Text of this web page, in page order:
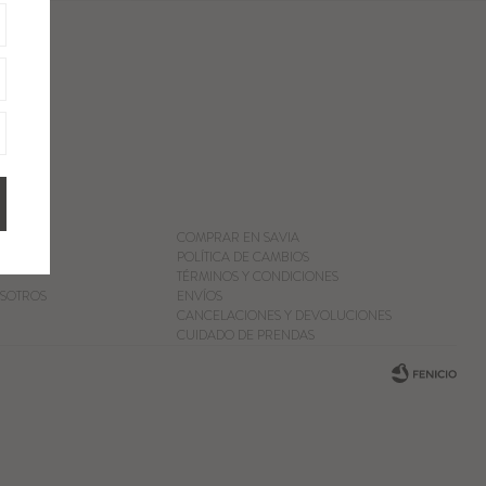
COMPRAR EN SAVIA
POLÍTICA DE CAMBIOS
TÉRMINOS Y CONDICIONES
ENVÍOS
CANCELACIONES Y DEVOLUCIONES
CUIDADO DE PRENDAS